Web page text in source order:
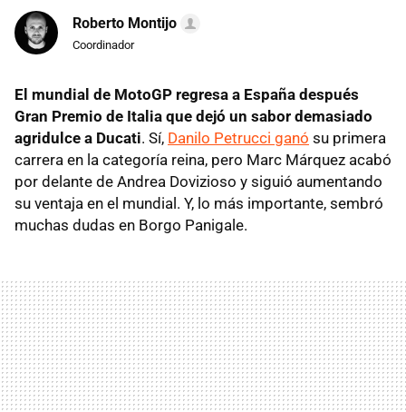
Roberto Montijo
Coordinador
El mundial de MotoGP regresa a España después
Gran Premio de Italia que dejó un sabor demasiado
agridulce a Ducati. Sí, Danilo Petrucci ganó su primera
carrera en la categoría reina, pero Marc Márquez acabó
por delante de Andrea Dovizioso y siguió aumentando
su ventaja en el mundial. Y, lo más importante, sembró
muchas dudas en Borgo Panigale.